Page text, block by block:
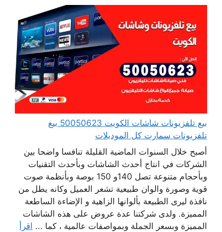
بيع تلفزيونات شاشات الكويت 50050623 بيع
تلفزيونات سمارت كل الموديلات
أصبح خلال السنوات الماضية القليلة تنافسا واضحا بين
الشركات في انتاج أحدث الشاشات وبأحدث التقنيات
وبأحجام متنوعة تصل 140و 150 بوصة وبأنظمة صوت
قوية وصورة والوان طبيعية تشعر العميل وكانه يطل من
نافذة ليرى الطبيعة بألوانها الزاهية و الإضاءة الساطعة
المميزة. ولدى شركتنا عدة عروض على هذه الشاشات
المميزة وبسعر الجملة وبمواصفات عالمية ، كما ... اقرأ